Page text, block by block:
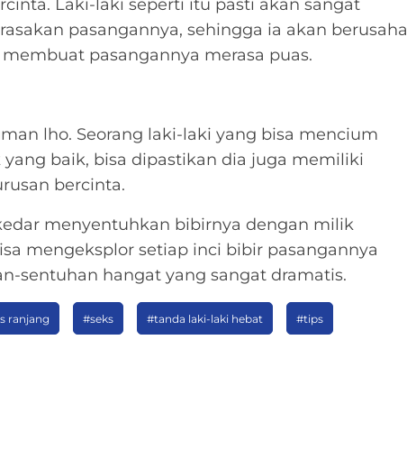
Laki-laki seperti itu pasti akan sangat
pasangannya, sehingga ia akan berusaha
pasangannya merasa puas.
lho. Seorang laki-laki yang bisa mencium
baik, bisa dipastikan dia juga memiliki
bercinta.
menyentuhkan bibirnya dengan milik
mengeksplor setiap inci bibir pasangannya
sentuhan hangat yang sangat dramatis.
ranjang #seks #tanda laki-laki hebat #tips